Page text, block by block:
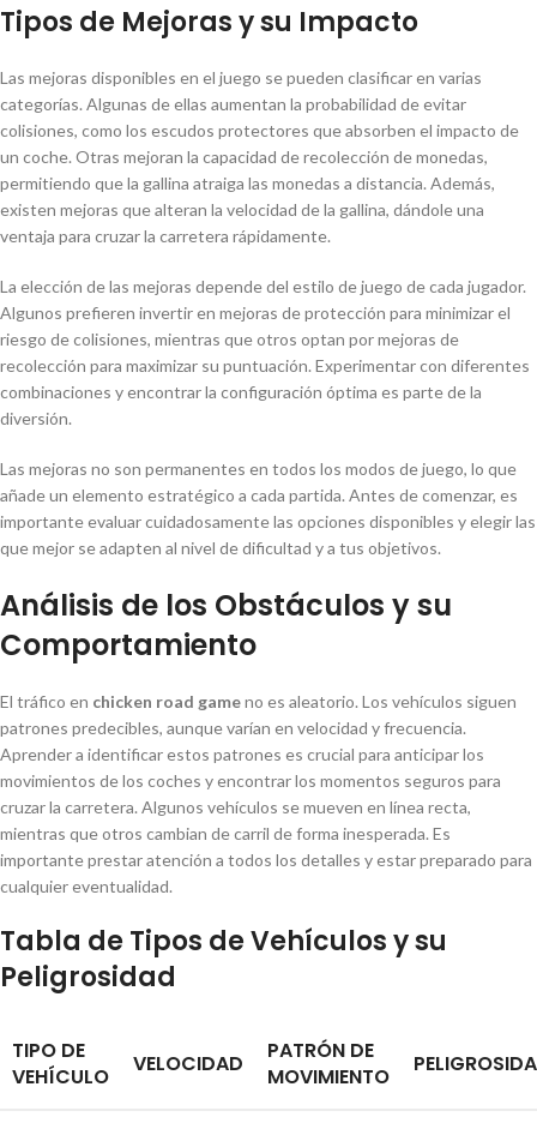
Tipos de Mejoras y su Impacto
Las mejoras disponibles en el juego se pueden clasificar en varias
categorías. Algunas de ellas aumentan la probabilidad de evitar
colisiones, como los escudos protectores que absorben el impacto de
un coche. Otras mejoran la capacidad de recolección de monedas,
permitiendo que la gallina atraiga las monedas a distancia. Además,
existen mejoras que alteran la velocidad de la gallina, dándole una
ventaja para cruzar la carretera rápidamente.
La elección de las mejoras depende del estilo de juego de cada jugador.
Algunos prefieren invertir en mejoras de protección para minimizar el
riesgo de colisiones, mientras que otros optan por mejoras de
recolección para maximizar su puntuación. Experimentar con diferentes
combinaciones y encontrar la configuración óptima es parte de la
diversión.
Las mejoras no son permanentes en todos los modos de juego, lo que
añade un elemento estratégico a cada partida. Antes de comenzar, es
importante evaluar cuidadosamente las opciones disponibles y elegir las
que mejor se adapten al nivel de dificultad y a tus objetivos.
Análisis de los Obstáculos y su
Comportamiento
El tráfico en chicken road gameno es aleatorio. Los vehículos siguen
patrones predecibles, aunque varían en velocidad y frecuencia.
Aprender a identificar estos patrones es crucial para anticipar los
movimientos de los coches y encontrar los momentos seguros para
cruzar la carretera. Algunos vehículos se mueven en línea recta,
mientras que otros cambian de carril de forma inesperada. Es
importante prestar atención a todos los detalles y estar preparado para
cualquier eventualidad.
Tabla de Tipos de Vehículos y su
Peligrosidad
TIPO DE
VEHÍCULO
VELOCIDAD
PATRÓN DE
MOVIMIENTO